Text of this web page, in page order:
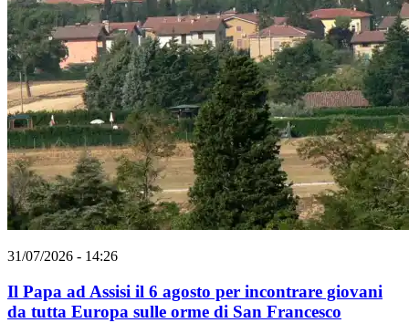
31/07/2026 - 14:26
Il Papa ad Assisi il 6 agosto per incontrare giovani
da tutta Europa sulle orme di San Francesco